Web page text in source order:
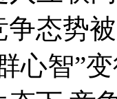
争态势
心智”